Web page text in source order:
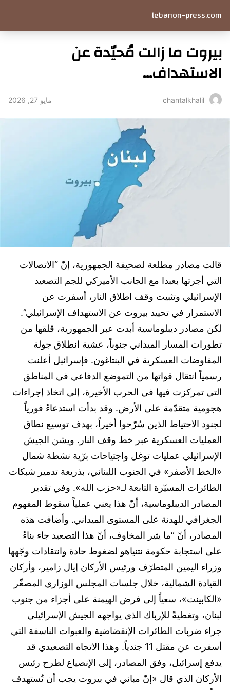
lebanon-press.com
بيروت ما زالت مُحيّدة عن
الاستهداف…
chantalkhalil مايو 27, 2026
قالت مصادر مطلعة لصحيفة الجمهورية، إنّ “الاتصالات
التي أجرتها بعبدا مع الجانب الأميركي للجم التصعيد
الإسرائيلي وتثبيت وقف اطلاق النار، أسفرت عن
الاستمرار في تحييد بيروت عن الاستهداف الإسرائيلي”.
لكن مصادر ديبلوماسية أبدت عبر الجمهورية، قلقها من
تطورات المسار الميداني جنوباً، عشية انطلاق جولة
المفاوضات العسكرية في البنتاغون. فإسرائيل أعلنت
رسمياً انتقال قواتها من التموضع الدفاعي في المناطق
التي تمركزت فيها في الحرب الأخيرة، إلى اتخاذ إجراءات
هجومية متقدّمة على الأرض. وقد بدأت استدعاءً فورياً
لجنود الاحتياط الذين سُرّحوا أخيراً، بهدف توسيع نطاق
العمليات العسكرية عبر خط وقف النار. ويشن الجيش
الإسرائيلي عمليات توغل واجتياحات برّية نشطة شمال
«الخط الأصفر» في الجنوب اللبناني، بذريعة تدمير شبكات
الطائرات المسيّرة التابعة لـ«حزب الله». وفي تقدير
المصادر الديبلوماسية، أنّ هذا يعني عملياً سقوط المفهوم
الجغرافي للهدنة على المستوى الميداني. وأضافت هذه
المصادر، أنّ “ما يثير المخاوف، أنّ هذا التصعيد جاء بناءً
على استجابة حكومة نتنياهو لضغوط حادة وانتقادات وجّهها
وزراء اليمين المتطرّف ورئيس الأركان إيال زامير، وأركان
القيادة الشمالية، خلال جلسات المجلس الوزاري المصغّر
«الكابينت»، سعياً إلى فرض الهيمنة على أجزاء من جنوب
لبنان، وتغطيةً للإرباك الذي يواجهه الجيش الإسرائيلي
جراء ضربات الطائرات الإنقضاضية والعبوات الناسفة التي
أسفرت عن مقتل 11 جندياً. وهذا الاتجاه التصعيدي قد
يدفع إسرائيل، وفق المصادر، إلى الإنصياع لطرح رئيس
الأركان الذي قال «إنّ مباني في بيروت يجب أن تُستهدف